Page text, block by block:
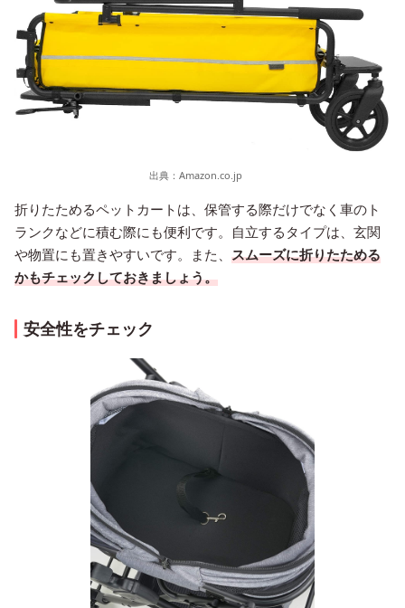
出典： Amazon.co.jp
折りたためるペットカートは、保管する際だけでなく車のト
ランクなどに積む際にも便利です。自立するタイプは、玄関
や物置にも置きやすいです。また、 スムーズに折りたためる
かもチェックしておきましょう。
安全性をチェック